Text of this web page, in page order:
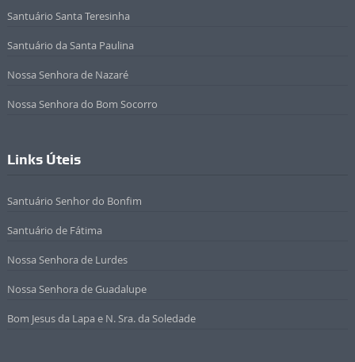
Santuário Santa Teresinha
Santuário da Santa Paulina
Nossa Senhora de Nazaré
Nossa Senhora do Bom Socorro
Links Úteis
Santuário Senhor do Bonfim
Santuário de Fátima
Nossa Senhora de Lurdes
Nossa Senhora de Guadalupe
Bom Jesus da Lapa e N. Sra. da Soledade